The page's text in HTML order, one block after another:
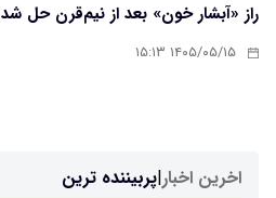
راز «آبشار خون» بعد از نیم‌قرن حل شد
۱۴۰۵/۰۵/۱۵ ۱۵:۱۳
اخرین اخبار|پربیننده ترین